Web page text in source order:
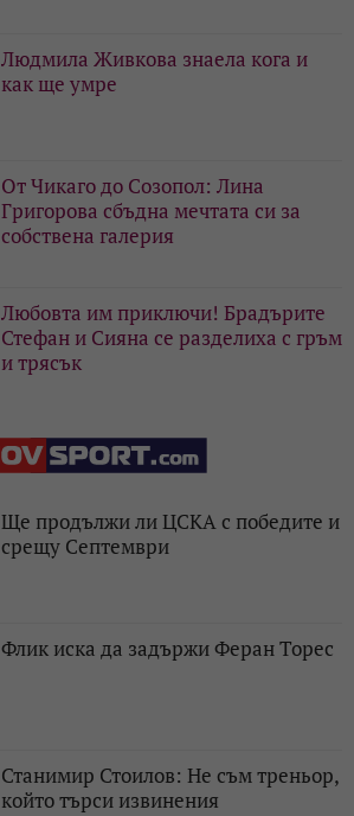
Людмила Живкова знаела кога и
как ще умре
От Чикаго до Созопол: Лина
Григорова сбъдна мечтата си за
собствена галерия
Любовта им приключи! Брадърите
Стефан и Сияна се разделиха с гръм
и трясък
Ще продължи ли ЦСКА с победите и
срещу Септември
Флик иска да задържи Феран Торес
Станимир Стоилов: Не съм треньор,
който търси извинения